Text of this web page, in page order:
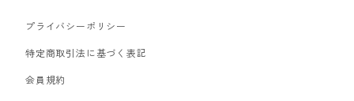
帽子
トップス
アウター
MAISON EUREKA
アウター
SON OF THE CHEESE
ワンピース
バッグ
Uhr 2025 Autumn / Winter
Uhr 2025 SPRING / SUMMER
20%
30%
プライバシーポリシー
特定商取引法に基づく表記
会員規約